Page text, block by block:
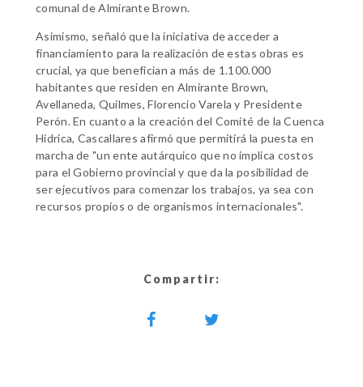
comunal de Almirante Brown.
Asimismo, señaló que la iniciativa de acceder a
financiamiento para la realización de estas obras es
crucial, ya que benefician a más de 1.100.000
habitantes que residen en Almirante Brown,
Avellaneda, Quilmes, Florencio Varela y Presidente
Perón. En cuanto a la creación del Comité de la Cuenca
Hídrica, Cascallares afirmó que permitirá la puesta en
marcha de "un ente autárquico que no implica costos
para el Gobierno provincial y que da la posibilidad de
ser ejecutivos para comenzar los trabajos, ya sea con
recursos propios o de organismos internacionales".
Compartir: